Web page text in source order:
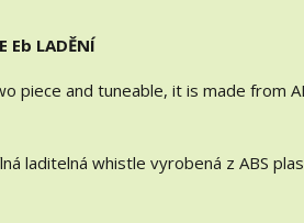
Eb LADĚNÍ
piece and tuneable, it is made from
laditelná whistle vyrobená z ABS